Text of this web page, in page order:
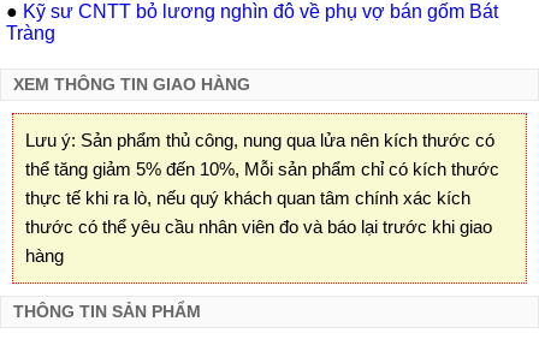
● Kỹ sư CNTT bỏ lương nghìn đô về phụ vợ bán gốm Bát
Tràng
XEM THÔNG TIN GIAO HÀNG
Lưu ý: Sản phẩm thủ công, nung qua lửa nên kích thước có
thể tăng giảm 5% đến 10%, Mỗi sản phẩm chỉ có kích thước
thực tế khi ra lò, nếu quý khách quan tâm chính xác kích
thước có thể yêu cầu nhân viên đo và báo lại trước khi giao
hàng
THÔNG TIN SẢN PHẨM